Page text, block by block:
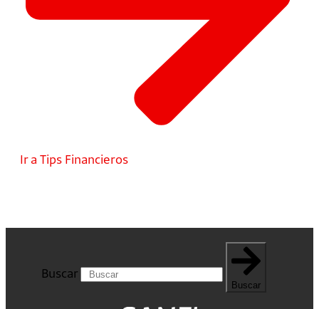
Ir a Tips Financieros
Buscar
Buscar